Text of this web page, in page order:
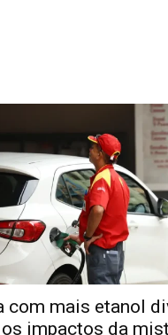
com mais etanol
impactos da